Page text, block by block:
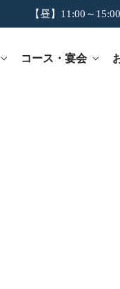
【昼】11:00～
コース・宴会